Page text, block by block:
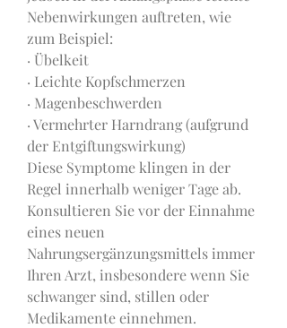
Nebenwirkungen auftreten, wie
zum Beispiel:
· Übelkeit
· Leichte Kopfschmerzen
· Magenbeschwerden
· Vermehrter Harndrang (aufgrund
der Entgiftungswirkung)
Diese Symptome klingen in der
Regel innerhalb weniger Tage ab.
Konsultieren Sie vor der Einnahme
eines neuen
Nahrungsergänzungsmittels immer
Ihren Arzt, insbesondere wenn Sie
schwanger sind, stillen oder
Medikamente einnehmen.